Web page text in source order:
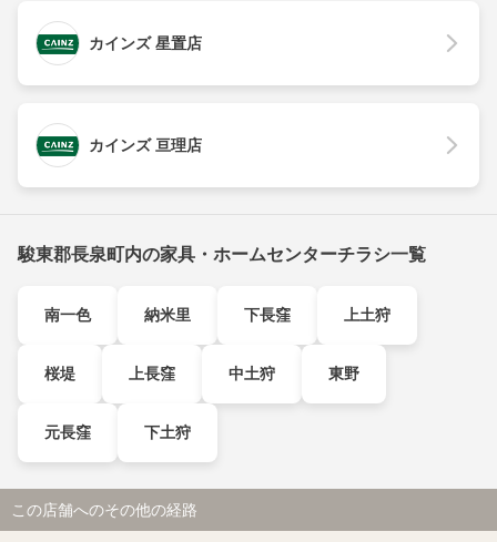
カインズ 星置店
カインズ 亘理店
駿東郡長泉町内の家具・ホームセンターチラシ一覧
南一色 納米里 下長窪 上土狩
桜堤 上長窪 中土狩 東野
元長窪 下土狩
この店舗へのその他の経路